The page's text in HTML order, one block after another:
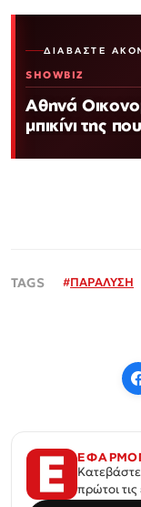
ΔΙΑΒΆΣΤΕ
SHOWBIZ
Αθηνά
μπικίνι της
#ΠΑΡΑΛΥΣΗ
πρώτοι